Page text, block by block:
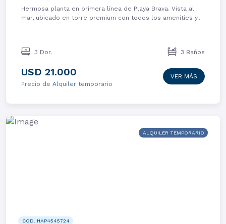
Hermosa planta en primera línea de Playa Brava. Vista al
mar, ubicado en torre premium con todos los amenities y...
3 Dor. 3 Baños
USD 21.000
Precio de Alquiler temporario
VER MÁS
ALQUILER TEMPORARIO
COD. HAP4545724